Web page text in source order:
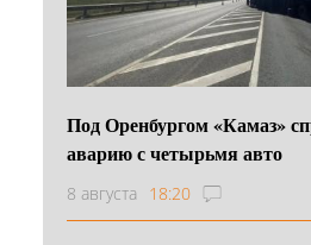
Под Оренбургом «Камаз»
аварию с четырьмя авто
8 августа 18:20